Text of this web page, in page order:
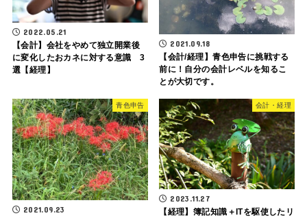
2022.05.21
【会計】会社をやめて独立開業後
に変化したおカネに対する意識 3
選【経理】
2021.09.18
【会計/経理】青色申告に挑戦する
前に！自分の会計レベルを知るこ
とが大切です。
青色申告
2021.09.23
会計・経理
2023.11.27
【経理】簿記知識＋ITを駆使したリ